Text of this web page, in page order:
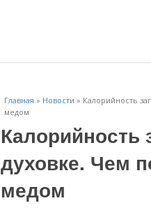
Главная » Новости » Калорийность
медом
духовке. Чем
медом